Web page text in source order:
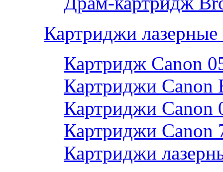
Картриджи лазерные
Картридж Canon
Картриджи Canon
Картриджи Canon
Картриджи Canon
Картриджи